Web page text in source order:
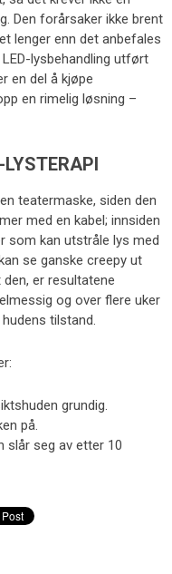
Den forårsaker ikke brent
lenger enn det anbefales
lysbehandling utført
en del å kjøpe
en rimelig løsning –
teatermaske, siden den
med en kabel; innsiden
som kan utstråle lys med
se ganske creepy ut
er resultatene
og over flere uker
tilstand.
grundig.
på.
slår seg av etter 10